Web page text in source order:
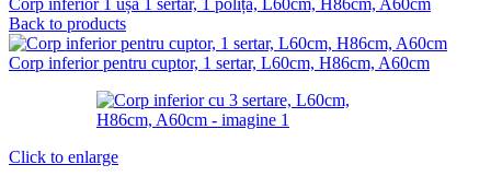
Back to products
Corp inferior pentru cuptor, 1 sertar, L60cm, H86cm, A60cm
Click to enlarge